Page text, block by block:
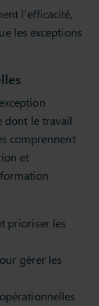
l’efficacité,
les exceptions
dont le travail
comprennent
et
prioriser les
gérer les